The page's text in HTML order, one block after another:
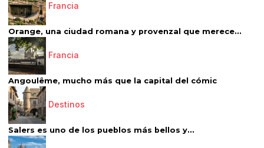
Francia
Orange, una ciudad romana y provenzal que merece...
Francia
Angoulême, mucho más que la capital del cómic
Destinos
Salers es uno de los pueblos más bellos y...